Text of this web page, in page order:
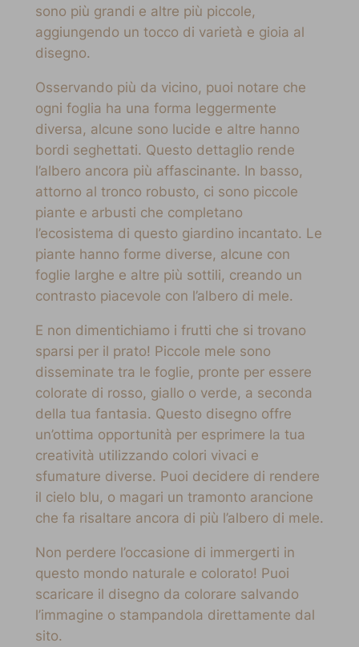
sono più grandi e altre più piccole,
aggiungendo un tocco di varietà e gioia al
disegno.
Osservando più da vicino, puoi notare che
ogni foglia ha una forma leggermente
diversa, alcune sono lucide e altre hanno
bordi seghettati. Questo dettaglio rende
l’albero ancora più affascinante. In basso,
attorno al tronco robusto, ci sono piccole
piante e arbusti che completano
l’ecosistema di questo giardino incantato. Le
piante hanno forme diverse, alcune con
foglie larghe e altre più sottili, creando un
contrasto piacevole con l’albero di mele.
E non dimentichiamo i frutti che si trovano
sparsi per il prato! Piccole mele sono
disseminate tra le foglie, pronte per essere
colorate di rosso, giallo o verde, a seconda
della tua fantasia. Questo disegno offre
un’ottima opportunità per esprimere la tua
creatività utilizzando colori vivaci e
sfumature diverse. Puoi decidere di rendere
il cielo blu, o magari un tramonto arancione
che fa risaltare ancora di più l’albero di mele.
Non perdere l’occasione di immergerti in
questo mondo naturale e colorato! Puoi
scaricare il disegno da colorare salvando
l’immagine o stampandola direttamente dal
sito.